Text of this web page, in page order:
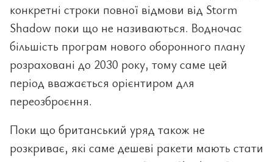
конкретні строки повної відмови від Storm
Shadow поки що не називаються. Водночас
більшість програм нового оборонного плану
розраховані до 2030 року, тому саме цей
період вважається орієнтиром для
переозброєння.
Поки що британський уряд також не
розкриває, які саме дешеві ракети мають стати